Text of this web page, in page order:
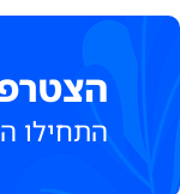
התחילו